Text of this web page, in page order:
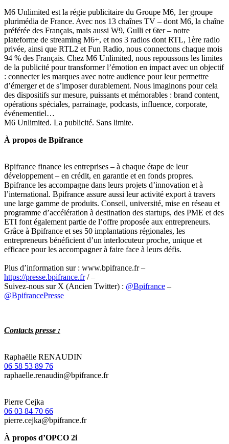
M6 Unlimited est la régie publicitaire du Groupe M6, 1er groupe
plurimédia de France. Avec nos 13 chaînes TV – dont M6, la chaîne
préférée des Français, mais aussi W9, Gulli et 6ter – notre
plateforme de streaming M6+, et nos 3 radios dont RTL, 1ère radio
privée, ainsi que RTL2 et Fun Radio, nous connectons chaque mois
94 % des Français. Chez M6 Unlimited, nous repoussons les limites
de la publicité pour transformer l’émotion en impact avec un objectif
: connecter les marques avec notre audience pour leur permettre
d’émerger et de s’imposer durablement. Nous imaginons pour cela
des dispositifs sur mesure, puissants et mémorables : brand content,
opérations spéciales, parrainage, podcasts, influence, corporate,
événementiel…
M6 Unlimited. La publicité. Sans limite.
À propos de Bpifrance
Bpifrance finance les entreprises – à chaque étape de leur
développement – en crédit, en garantie et en fonds propres.
Bpifrance les accompagne dans leurs projets d’innovation et à
l’international. Bpifrance assure aussi leur activité export à travers
une large gamme de produits. Conseil, université, mise en réseau et
programme d’accélération à destination des startups, des PME et des
ETI font également partie de l’offre proposée aux entrepreneurs.
Grâce à Bpifrance et ses 50 implantations régionales, les
entrepreneurs bénéficient d’un interlocuteur proche, unique et
efficace pour les accompagner à faire face à leurs défis.
Plus d’information sur : www.bpifrance.fr –
https://presse.bpifrance.fr/ –
Suivez-nous sur X (Ancien Twitter) : @Bpifrance –
@BpifrancePresse
Contacts presse :
Raphaëlle RENAUDIN
06 58 53 89 76
raphaelle.renaudin@bpifrance.fr
Pierre Cejka
06 03 84 70 66
pierre.cejka@bpifrance.fr
À propos d’OPCO 2i